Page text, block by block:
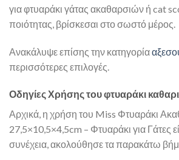
για φτυαράκι γάτας ακαθαρσιών ή cat
ποιότητας, βρίσκεσαι στο σωστό μέρος.
Ανακάλυψε επίσης την κατηγορία
περισσότερες επιλογές.
Οδηγίες Χρήσης του φτυαράκι
Αρχικά, η χρήση του Miss Φτυαράκι
27,5×10,5×4,5cm – Φτυαράκι για Γάτες
συνέχεια, ακολούθησε τα παρακάτω